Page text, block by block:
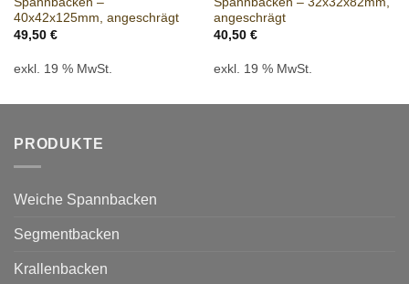
40x42x125mm, angeschrägt
49,50 €
exkl. 19 % MwSt.
angeschrägt
40,50 €
exkl. 19 % MwSt.
PRODUKTE
Weiche Spannbacken
Segmentbacken
Krallenbacken